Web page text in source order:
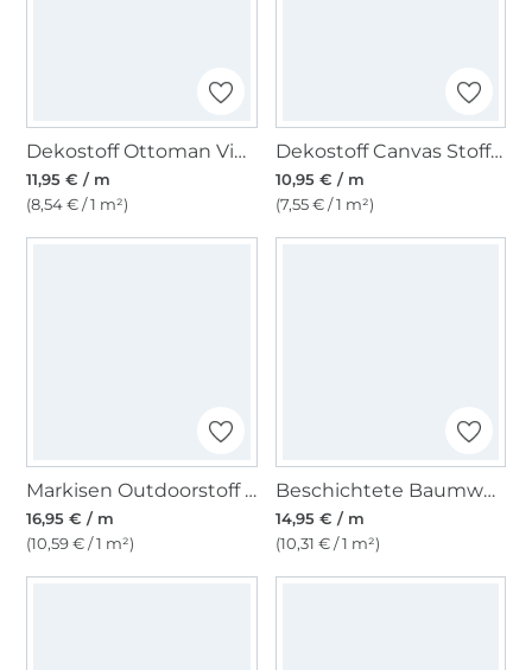
Dekostoff Ottoman Vintage Rosen, beige
11,95 € / m
(8,54 € / 1 m²)
Dekostoff Canvas Stoff uni, gelb
10,95 € / m
(7,55 € / 1 m²)
Markisen Outdoorstoff anthrazit meliert, 160 cm
16,95 € / m
(10,59 € / 1 m²)
Beschichtete Baumwolle Abstract Shapes, flieder
14,95 € / m
(10,31 € / 1 m²)